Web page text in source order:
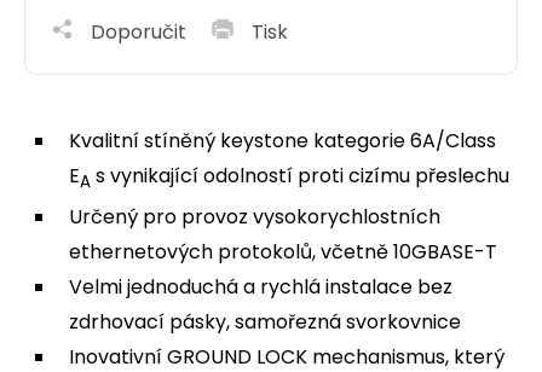
Doporučit Tisk
Kvalitní stíněný keystone kategorie 6A/Class
EA s vynikající odolností proti cizímu přeslechu
Určený pro provoz vysokorychlostních
ethernetových protokolů, včetně 10GBASE-T
Velmi jednoduchá a rychlá instalace bez
zdrhovací pásky, samořezná svorkovnice
Inovativní GROUND LOCK mechanismus, který